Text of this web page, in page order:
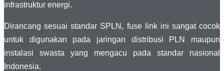
infrastruktur energi.
Dirancang sesuai standar SPLN, fuse link ini sangat cocok
untuk digunakan pada jaringan distribusi PLN maupun
instalasi swasta yang mengacu pada standar nasional
Indonesia.